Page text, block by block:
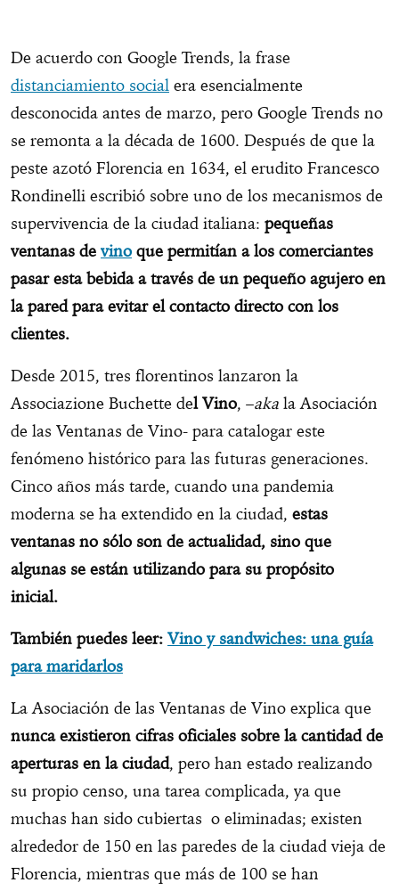
De acuerdo con Google Trends, la frase
distanciamiento social era esencialmente
desconocida antes de marzo, pero Google Trends no
se remonta a la década de 1600. Después de que la
peste azotó Florencia en 1634, el erudito Francesco
Rondinelli escribió sobre uno de los mecanismos de
supervivencia de la ciudad italiana: pequeñas
ventanas de vino que permitían a los comerciantes
pasar esta bebida a través de un pequeño agujero en
la pared para evitar el contacto directo con los
clientes.
Desde 2015, tres florentinos lanzaron la
Associazione Buchette del Vino, –aka la Asociación
de las Ventanas de Vino- para catalogar este
fenómeno histórico para las futuras generaciones.
Cinco años más tarde, cuando una pandemia
moderna se ha extendido en la ciudad, estas
ventanas no sólo son de actualidad, sino que
algunas se están utilizando para su propósito
inicial.
También puedes leer: Vino y sandwiches: una guía
para maridarlos
La Asociación de las Ventanas de Vino explica que
nunca existieron cifras oficiales sobre la cantidad de
aperturas en la ciudad, pero han estado realizando
su propio censo, una tarea complicada, ya que
muchas han sido cubiertas o eliminadas; existen
alrededor de 150 en las paredes de la ciudad vieja de
Florencia, mientras que más de 100 se han